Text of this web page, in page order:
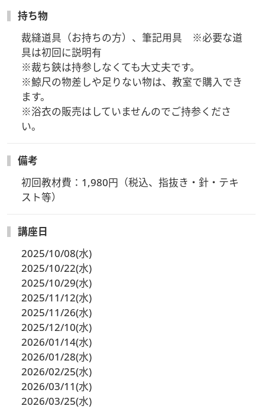
持ち物
裁縫道具（お持ちの方）、筆記用具　※必要な道
具は初回に説明有
※裁ち鋏は持参しなくても大丈夫です。
※鯨尺の物差しや足りない物は、教室で購入でき
ます。
※浴衣の販売はしていませんのでご持参くださ
い。
備考
初回教材費：1,980円（税込、指抜き・針・テキ
スト等）
講座日
2025/10/08(水)
2025/10/22(水)
2025/10/29(水)
2025/11/12(水)
2025/11/26(水)
2025/12/10(水)
2026/01/14(水)
2026/01/28(水)
2026/02/25(水)
2026/03/11(水)
2026/03/25(水)